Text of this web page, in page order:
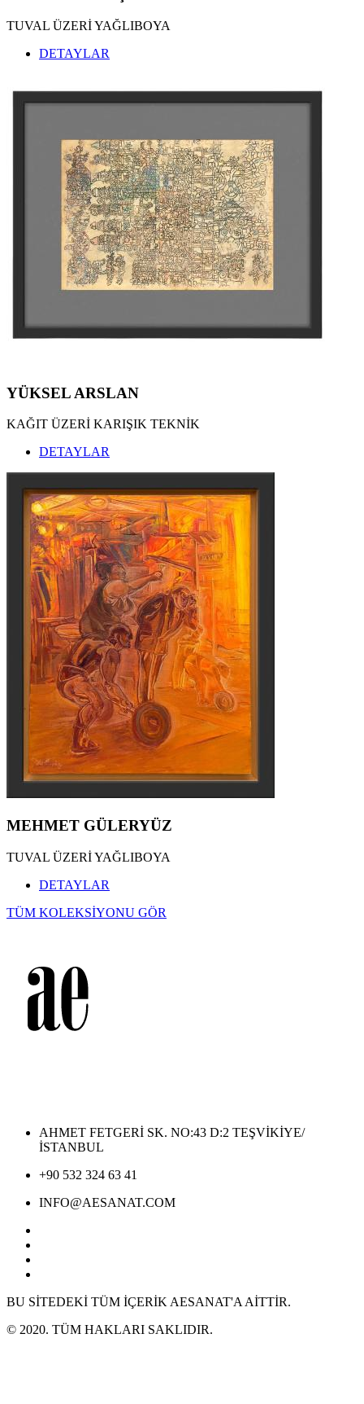
TUVAL ÜZERİ YAĞLIBOYA
DETAYLAR
YÜKSEL ARSLAN
KAĞIT ÜZERİ KARIŞIK TEKNİK
DETAYLAR
MEHMET GÜLERYÜZ
TUVAL ÜZERİ YAĞLIBOYA
DETAYLAR
TÜM KOLEKSİYONU GÖR
AHMET FETGERİ SK. NO:43 D:2 TEŞVİKİYE/
İSTANBUL
+90 532 324 63 41
INFO@AESANAT.COM
BU SİTEDEKİ TÜM İÇERİK AESANAT'A AİTTİR.
© 2020. TÜM HAKLARI SAKLIDIR.